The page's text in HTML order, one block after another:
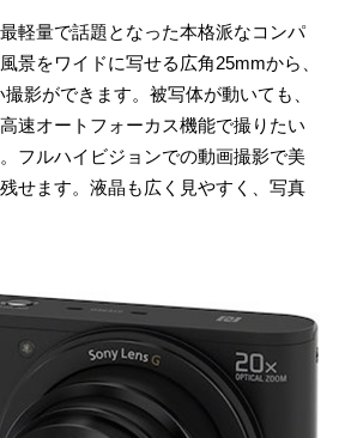
軽量で話題となった本格派なコンパ
景をワイドに写せる広角25mmから、
影ができます。被写体が動いても、
速オートフォーカス機能で撮りたい
フルハイビジョンでの動画撮影で美
せます。液晶も広く見やすく、写真